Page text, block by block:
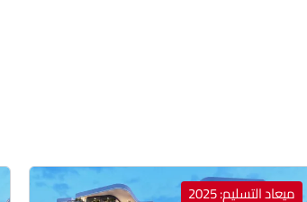
ميعاد التسليم: 2025